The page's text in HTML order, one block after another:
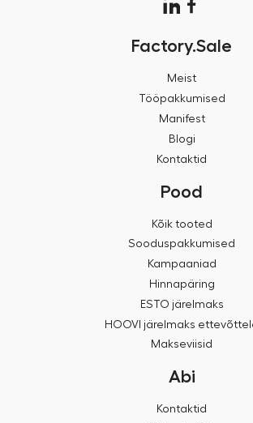
Factory.Sale
Meist
Tööpakkumised
Manifest
Blogi
Kontaktid
Pood
Kõik tooted
Sooduspakkumised
Kampaaniad
Hinnapäring
ESTO järelmaks
HOOVI järelmaks
Makseviisid
Abi
Kontaktid